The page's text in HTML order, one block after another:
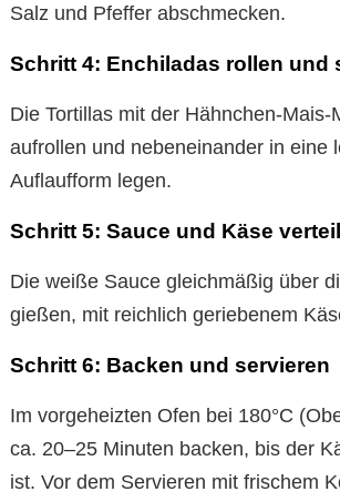
Salz und Pfeffer abschmecken.
Schritt 4: Enchiladas rollen und
Die Tortillas mit der Hähnchen-Mais-
aufrollen und nebeneinander in eine
Auflaufform legen.
Schritt 5: Sauce und Käse
Die weiße Sauce gleichmäßig über
gießen, mit reichlich geriebenem
Schritt 6: Backen und servieren
Im vorgeheizten Ofen bei 180°C
ca. 20–25 Minuten backen, bis der
ist. Vor dem Servieren mit frischem